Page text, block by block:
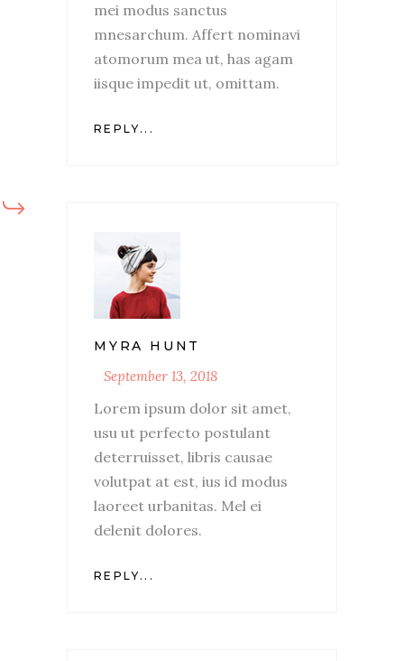
mei modus sanctus
mnesarchum. Affert nominavi
atomorum mea ut, has agam
iisque impedit ut, omittam.
REPLY...
MYRA HUNT
September 13, 2018
Lorem ipsum dolor sit amet,
usu ut perfecto postulant
deterruisset, libris causae
volutpat at est, ius id modus
laoreet urbanitas. Mel ei
delenit dolores.
REPLY...